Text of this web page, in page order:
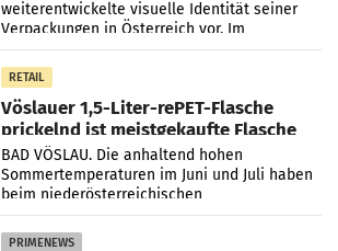
weiterentwickelte visuelle Identität seiner
Verpackungen in Österreich vor. Im
Mittelpunkt des Redesigns stehen zentrale
Gestaltungselemente
RETAIL
Vöslauer 1,5-Liter-rePET-Flasche
prickelnd ist meistgekaufte Flasche
Österreichs
BAD VÖSLAU. Die anhaltend hohen
Sommertemperaturen im Juni und Juli haben
beim niederösterreichischen
Getränkehersteller Vöslauer zu deutlichen
Absatzzuwächsen geführt. Während
PRIMENEWS